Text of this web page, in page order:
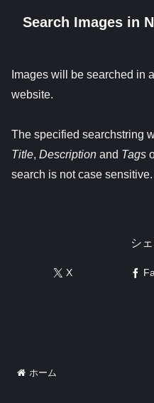
Search Images in
Images will be searched in
website.
The specified searchstring
Title, Description and Tags
search is not case sensitive.
シ
X
ホーム